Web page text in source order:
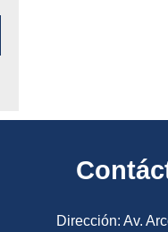
Dirección: Av.